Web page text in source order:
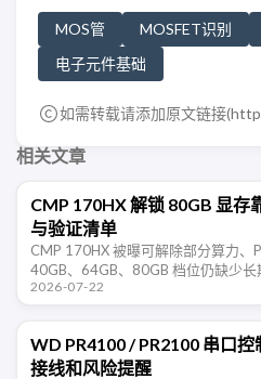
MOS管 MOSFET识别
电子元件基础
如需转载请添加原文链接(
相关文章
CMP 170HX 解锁 80GB 显存
与验证清单
CMP 170HX 被曝可解除部分算力、
40GB、64GB、80GB 档位仍缺少长
界、购买风险和验收清单。
2026-07-22
WD PR4100 / PR2100 串口控
接线和风险提醒